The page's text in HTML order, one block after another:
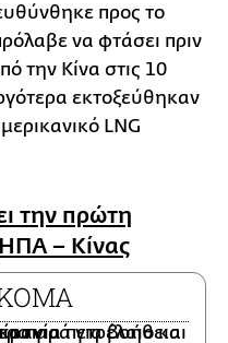
προς το
να φτάσει πριν
την Κίνα στις 10
εκτοξεύθηκαν
LNG
την πρώτη
– Κίνας